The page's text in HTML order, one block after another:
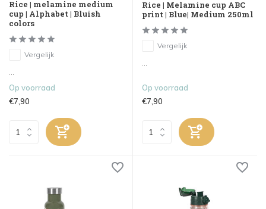
Rice | melamine medium
cup | Alphabet | Bluish
colors
Vergelijk
...
Op voorraad
€7,90
Rice | Melamine cup ABC
print | Blue| Medium 250ml
Vergelijk
...
Op voorraad
€7,90